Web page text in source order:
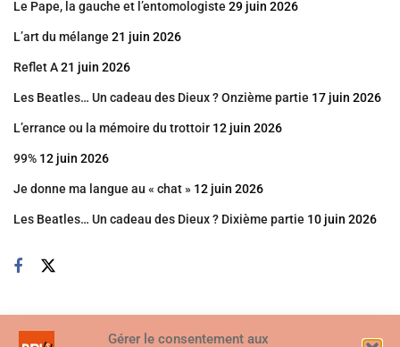
Gérer le consentement aux
Le Pape, la gauche et l’entomologiste 29 juin 2026
L’art du mélange 21 juin 2026
Reflet A21 juin 2026
Les Beatles… Un cadeau des Dieux ? Onzième partie 17 juin 2026
L’errance ou la mémoire du trottoir 12 juin 2026
99% 12 juin 2026
Je donne ma langue au « chat » 12 juin 2026
Les Beatles… Un cadeau des Dieux ? Dixième partie 10 juin 2026